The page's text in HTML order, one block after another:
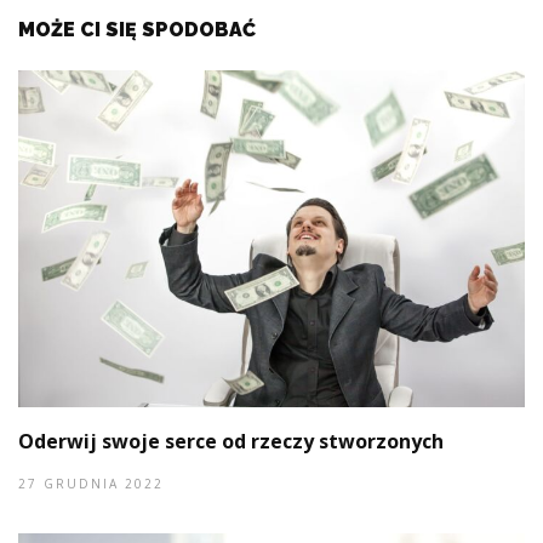
MOŻE CI SIĘ SPODOBAĆ
Oderwij swoje serce od rzeczy stworzonych
27 GRUDNIA 2022